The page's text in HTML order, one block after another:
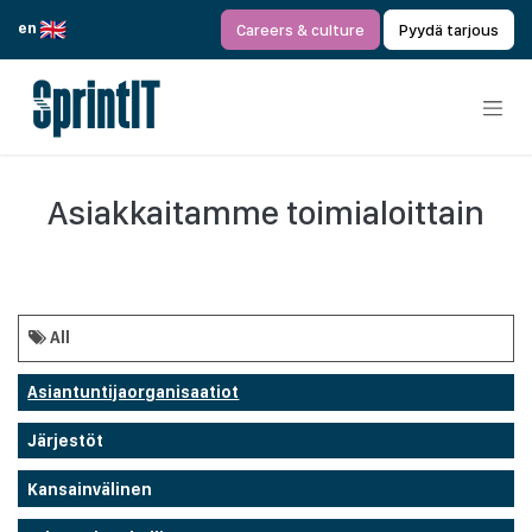
en
Careers & culture Pyydä tarjous
Asiakkaitamme toimialoittain
All
Asiantuntijaorganisaatiot
Järjestöt
Kansainvälinen